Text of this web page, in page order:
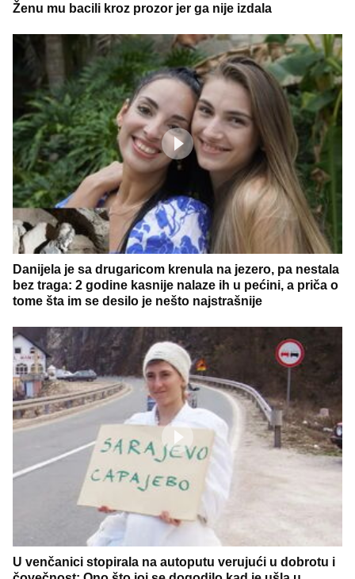
Ženu mu bacili kroz prozor jer ga nije izdala
Danijela je sa drugaricom krenula na jezero, pa nestala
bez traga: 2 godine kasnije nalaze ih u pećini, a priča o
tome šta im se desilo je nešto najstrašnije
U venčanici stopirala na autoputu verujući u dobrotu i